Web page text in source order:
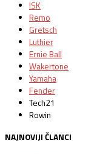
ISK
Remo
Gretsch
Luthier
Ernie Ball
Wakertone
Yamaha
Fender
Tech21
Rowin
NAJNOVIJI ČLANCI